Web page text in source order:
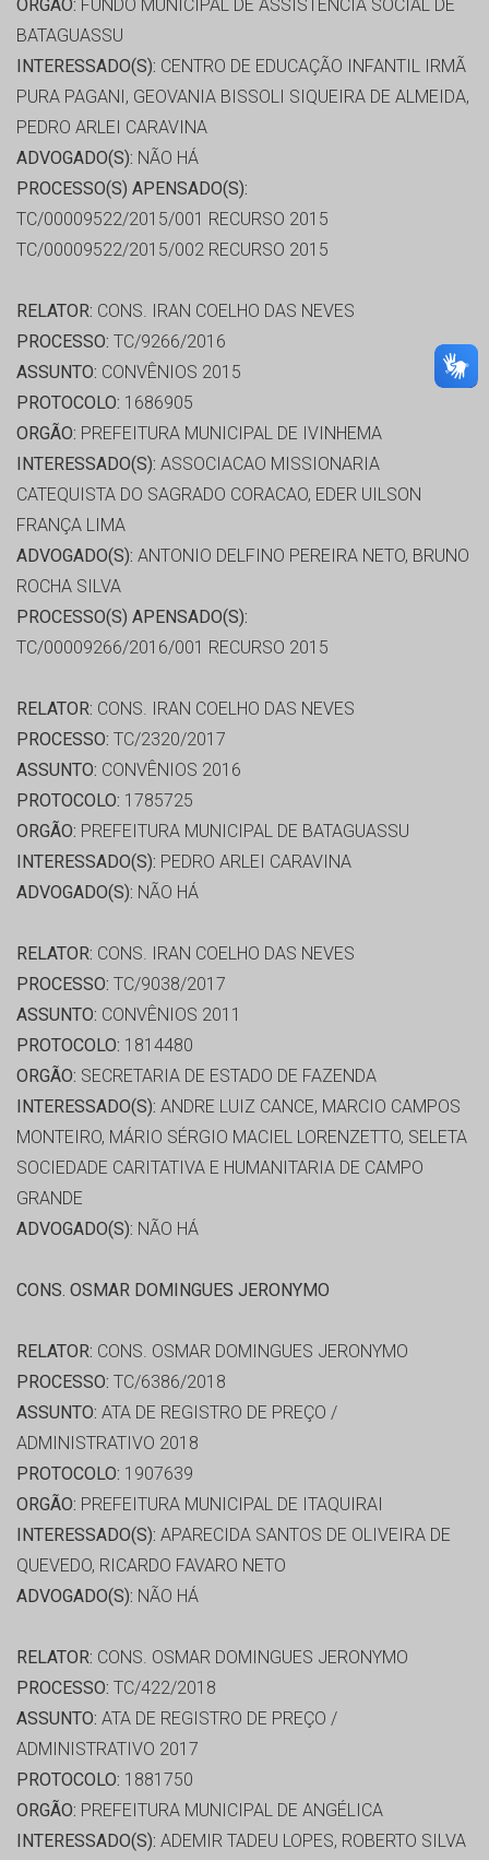
ORGÃO: FUNDO MUNICIPAL DE ASSISTÊNCIA SOCIAL DE
BATAGUASSU
INTERESSADO(S): CENTRO DE EDUCAÇÃO INFANTIL IRMÃ
PURA PAGANI, GEOVANIA BISSOLI SIQUEIRA DE ALMEIDA,
PEDRO ARLEI CARAVINA
ADVOGADO(S): NÃO HÁ
PROCESSO(S) APENSADO(S):
TC/00009522/2015/001 RECURSO 2015
TC/00009522/2015/002 RECURSO 2015
RELATOR: CONS. IRAN COELHO DAS NEVES
PROCESSO: TC/9266/2016
ASSUNTO: CONVÊNIOS 2015
PROTOCOLO: 1686905
ORGÃO: PREFEITURA MUNICIPAL DE IVINHEMA
INTERESSADO(S): ASSOCIACAO MISSIONARIA
CATEQUISTA DO SAGRADO CORACAO, EDER UILSON
FRANÇA LIMA
ADVOGADO(S): ANTONIO DELFINO PEREIRA NETO, BRUNO
ROCHA SILVA
PROCESSO(S) APENSADO(S):
TC/00009266/2016/001 RECURSO 2015
RELATOR: CONS. IRAN COELHO DAS NEVES
PROCESSO: TC/2320/2017
ASSUNTO: CONVÊNIOS 2016
PROTOCOLO: 1785725
ORGÃO: PREFEITURA MUNICIPAL DE BATAGUASSU
INTERESSADO(S): PEDRO ARLEI CARAVINA
ADVOGADO(S): NÃO HÁ
RELATOR: CONS. IRAN COELHO DAS NEVES
PROCESSO: TC/9038/2017
ASSUNTO: CONVÊNIOS 2011
PROTOCOLO: 1814480
ORGÃO: SECRETARIA DE ESTADO DE FAZENDA
INTERESSADO(S): ANDRE LUIZ CANCE, MARCIO CAMPOS
MONTEIRO, MÁRIO SÉRGIO MACIEL LORENZETTO, SELETA
SOCIEDADE CARITATIVA E HUMANITARIA DE CAMPO
GRANDE
ADVOGADO(S): NÃO HÁ
CONS. OSMAR DOMINGUES JERONYMO
RELATOR: CONS. OSMAR DOMINGUES JERONYMO
PROCESSO: TC/6386/2018
ASSUNTO: ATA DE REGISTRO DE PREÇO /
ADMINISTRATIVO 2018
PROTOCOLO: 1907639
ORGÃO: PREFEITURA MUNICIPAL DE ITAQUIRAI
INTERESSADO(S): APARECIDA SANTOS DE OLIVEIRA DE
QUEVEDO, RICARDO FAVARO NETO
ADVOGADO(S): NÃO HÁ
RELATOR: CONS. OSMAR DOMINGUES JERONYMO
PROCESSO: TC/422/2018
ASSUNTO: ATA DE REGISTRO DE PREÇO /
ADMINISTRATIVO 2017
PROTOCOLO: 1881750
ORGÃO: PREFEITURA MUNICIPAL DE ANGÉLICA
INTERESSADO(S): ADEMIR TADEU LOPES, ROBERTO SILVA